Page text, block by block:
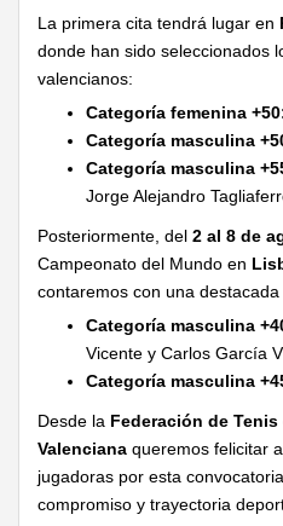
La primera cita tendrá lugar en
donde han sido seleccionados
valencianos:
Categoría femenina
Categoría masculina
Categoría masculina
Jorge Alejandro
Posteriormente, del 2 al 8 de
Campeonato del Mundo en
contaremos con una
Categoría masculina
Vicente y Carlos García
Categoría masculina
Desde la Federación de
Valenciana queremos felicitar
jugadoras por esta
compromiso y trayectoria